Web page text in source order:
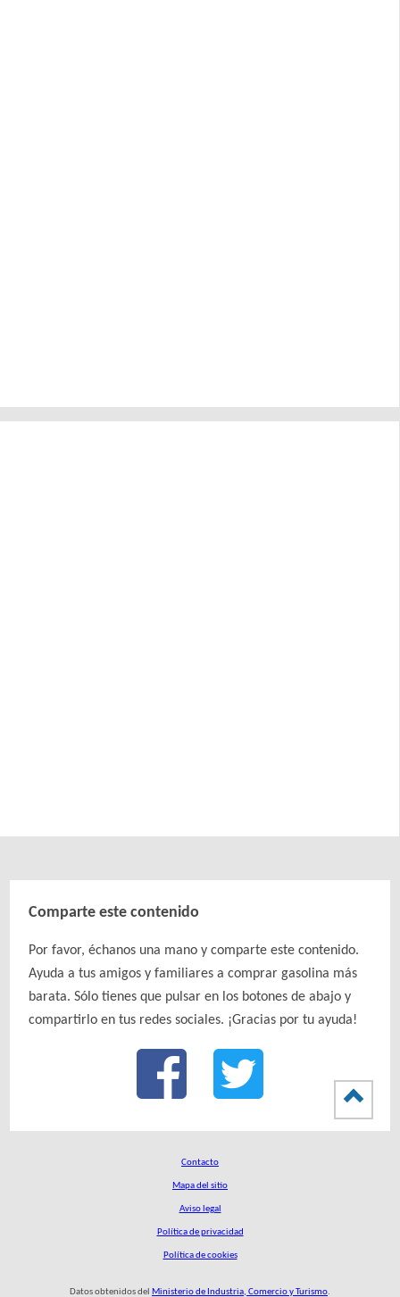
Comparte este contenido
Por favor, échanos una mano y comparte este contenido.
Ayuda a tus amigos y familiares a comprar gasolina más
barata. Sólo tienes que pulsar en los botones de abajo y
compartirlo en tus redes sociales. ¡Gracias por tu ayuda!
Contacto
Mapa del sitio
Aviso legal
Política de privacidad
Política de cookies
Datos obtenidos del Ministerio de Industria, Comercio y Turismo.